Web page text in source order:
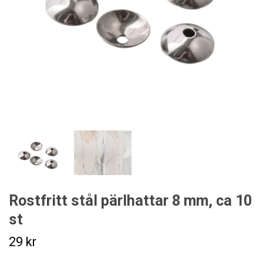
Rostfritt stål pärlhattar 8 mm, ca 10
st
29 kr